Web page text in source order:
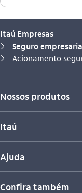
Itaú Empresas
seta_direita Seguro
seta_direita
Você está aqui:
Acionamento
Nossos produtos
Itaú
Ajuda
Confira também